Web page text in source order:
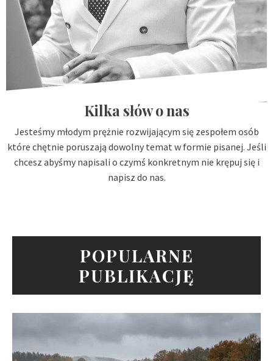
Kilka słów o nas
Jesteśmy młodym prężnie rozwijającym się zespołem osób
które chętnie poruszają dowolny temat w formie pisanej. Jeśli
chcesz abyśmy napisali o czymś konkretnym nie krępuj się i
napisz do nas.
POPULARNE
PUBLIKACJĘ